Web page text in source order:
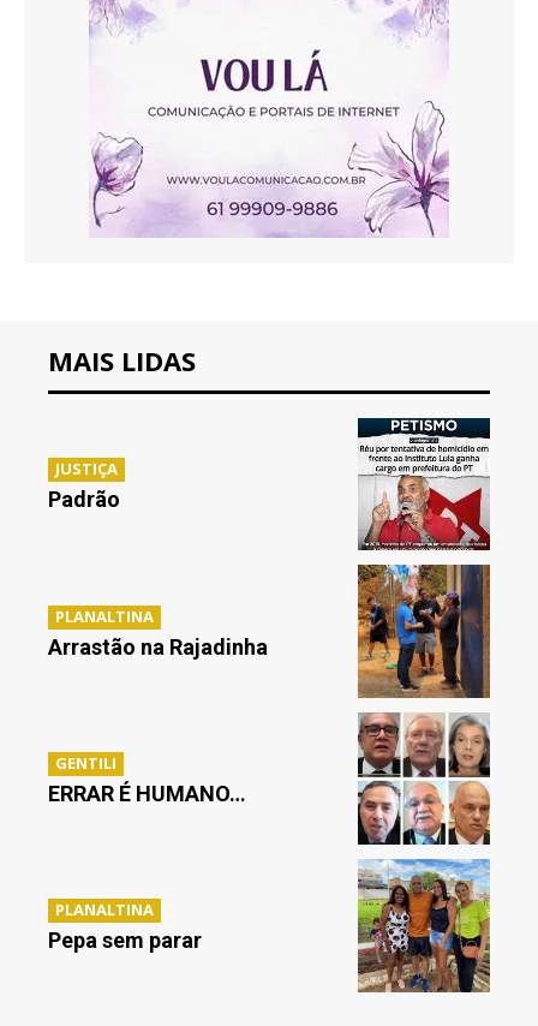
MAIS LIDAS
JUSTIÇA
Padrão
PLANALTINA
Arrastão na Rajadinha
GENTILI
ERRAR É HUMANO…
PLANALTINA
Pepa sem parar